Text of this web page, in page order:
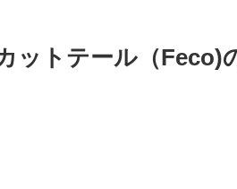
トテール（Feco)